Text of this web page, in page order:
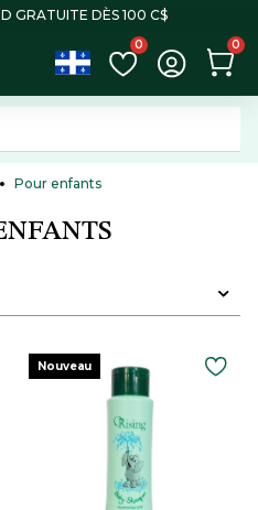
GRATUITE DÈS 100 C$
0 0
Pour enfants
Nouveau